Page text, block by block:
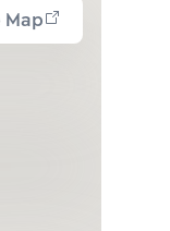
Map